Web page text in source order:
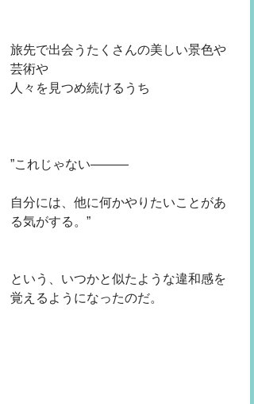
旅先で出会うたくさんの美しい景色や
芸術や
人々を見つめ続けるうち
”これじゃない———
自分には、他に何かやりたいことがあ
る気がする。”
という、いつかと似たような違和感を
覚えるようになったのだ。